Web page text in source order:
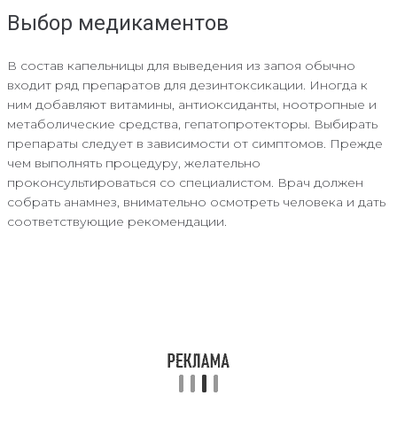
Выбор медикаментов
В состав капельницы для выведения из запоя обычно
входит ряд препаратов для дезинтоксикации. Иногда к
ним добавляют витамины, антиоксиданты, ноотропные и
метаболические средства, гепатопротекторы. Выбирать
препараты следует в зависимости от симптомов. Прежде
чем выполнять процедуру, желательно
проконсультироваться со специалистом. Врач должен
собрать анамнез, внимательно осмотреть человека и дать
соответствующие рекомендации.